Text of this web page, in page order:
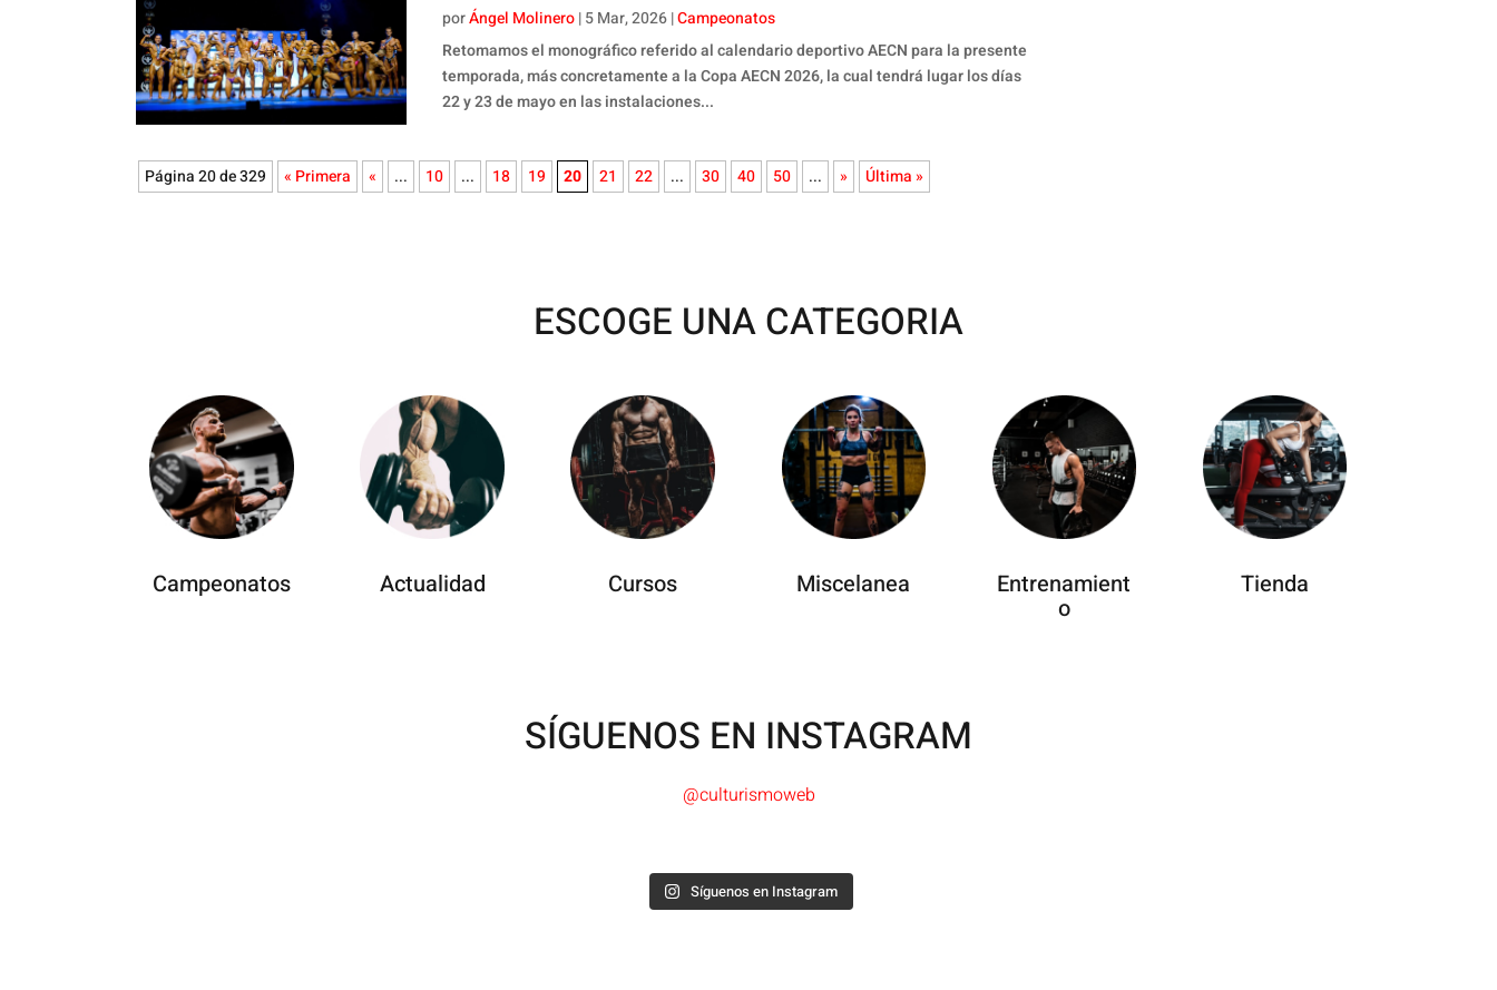
porÁngel Molinero|5 Mar, 2026|Campeonatos
Retomamos el monográfico referido al calendario deportivo AECN para la presente
temporada, más concretamente a la Copa AECN 2026, la cual tendrá lugar los días
22 y 23 de mayo en las instalaciones...
Página 20 de 329 « Primera « ... 10 ... 18 19 20 21 22 ... 30 40 50 ... » Última »
ESCOGE UNA CATEGORIA
Campeonatos Actualidad Cursos Miscelanea Entrenamient
o
Tienda
SÍGUENOS EN INSTAGRAM
@culturismoweb
Síguenos en Instagram